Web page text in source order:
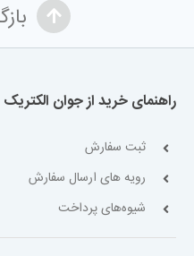
راهنمای خرید از جوان الکتریک
ثبت سفارش
رویه های ارسال سفارش
شیوه‌های پرداخت